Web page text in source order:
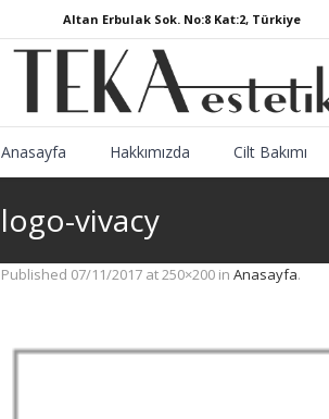
Altan Erbulak Sok. No:8 Kat:2, Türkiye
Anasayfa Hakkımızda Cilt Bakımı
logo-vivacy
Published 07/11/2017 at 250×200 in Anasayfa.